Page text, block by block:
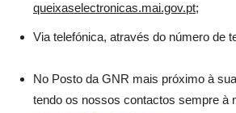
queixaselectronicas.mai.gov.pt;
Via telefónica, através do número de
No Posto da GNR mais próximo à
tendo os nossos contactos sempre à